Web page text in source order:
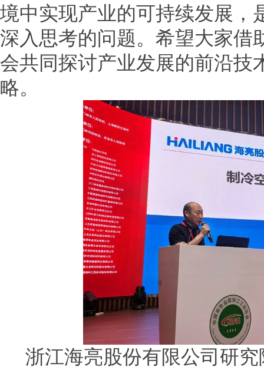
境中实现产业的可持续发展，
深入思考的问题。希望大家借
会共同探讨产业发展的前沿技
略。
浙江海亮股份有限公司研